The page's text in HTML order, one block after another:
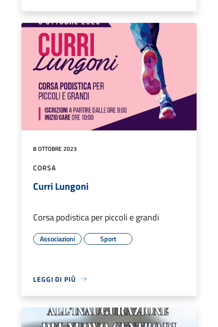
8 OTTOBRE 2023
CORSA
Curri Lungoni
Corsa podistica per piccoli e grandi
Associazioni Sport
LEGGI DI PIÙ